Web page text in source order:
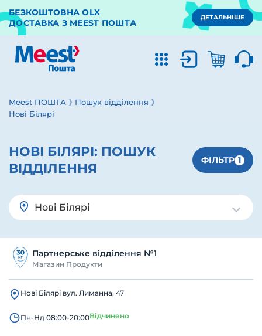
БЕЗКОШТОВНА OLX
ДОСТАВКА З MEEST ПОШТА
ДЕТАЛЬНІШЕ
Meest ПОШТА
Пошук відділення
Нові Білярі
НОВІ БІЛЯРІ: ПОШУК
ВІДДІЛЕННЯ
ФІЛЬТР 1
Нові Білярі
Партнерське відділення №1
Магазин Продукти
Нові Білярі вул. Лиманна, 47
Пн-Нд 08:00-20:00Відчинено